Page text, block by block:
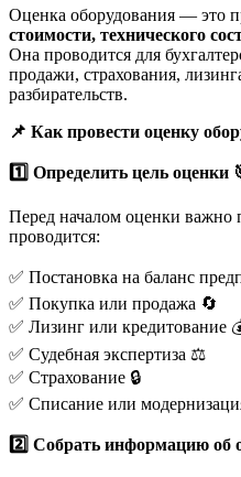
Оценка оборудования — это
стоимости, технического
Она проводится для
продажи, страхования,
разбирательств.
📌 Как провести оценку
1️ Определить цель оценки
Перед началом оценки важно
проводится:
✅ Постановка на баланс
✅ Покупка или продажа 🔄
✅ Лизинг или кредитование
✅ Судебная экспертиза ⚖
✅ Страхование 🔒
✅ Списание или
2️ Собрать информацию об